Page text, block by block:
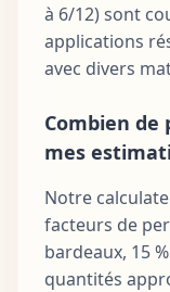
à 6/12) sont
applications
avec divers
Combien
mes
Notre
facteurs de
bardeaux, 15
quantités